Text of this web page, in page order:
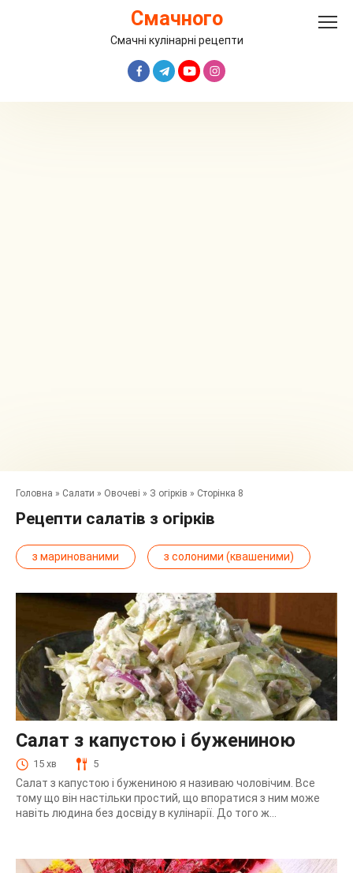
Смачного
Смачні кулінарні рецепти
Головна » Салати » Овочеві » З огірків » Сторінка 8
Рецепти салатів з огірків
з маринованими з солоними (квашеними)
Салат з капустою і бужениною
15 хв 5
Салат з капустою і бужениною я називаю чоловічим. Все
тому що він настільки простий, що впоратися з ним може
навіть людина без досвіду в кулінарії. До того ж...